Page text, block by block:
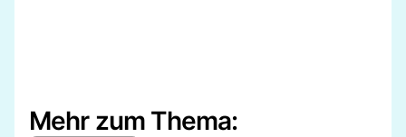
Mehr zum Thema: